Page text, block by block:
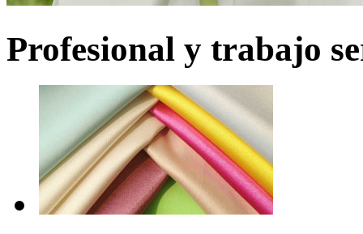
Profesional y trabajo